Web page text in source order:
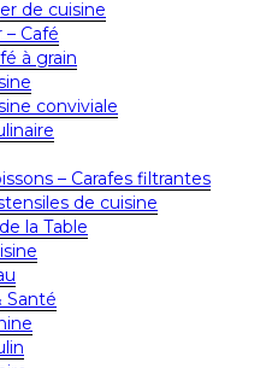
de cuisine
Café
à grain
conviviale
– Carafes filtrantes
de cuisine
la Table
Santé